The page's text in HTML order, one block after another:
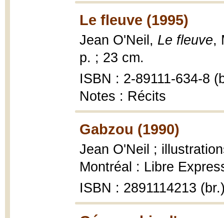
Le fleuve (1995)
Jean O'Neil, Le fleuve,
p. ; 23 cm.
ISBN : 2-89111-634-8
Notes : Récits
Gabzou (1990)
Jean O'Neil ;
Montréal : Libre
ISBN : 2891114213